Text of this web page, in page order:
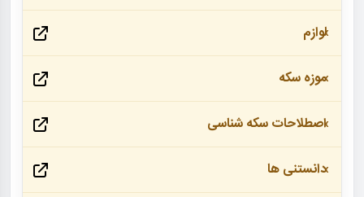
لوازم
موزه سکه
اصطلاحات سکه شناسی
دانستنی ها